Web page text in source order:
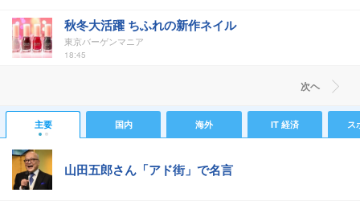
秋冬大活躍 ちふれの新作ネイル
東京バーゲンマニア
18:45
次ヘ
主要 国内 海外 IT 経済 ス
山田五郎さん「アド街」で名言